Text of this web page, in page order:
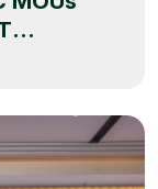
PHU THO